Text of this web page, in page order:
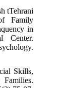
tTehrani
Family
in
Center.
Skills,
Families.